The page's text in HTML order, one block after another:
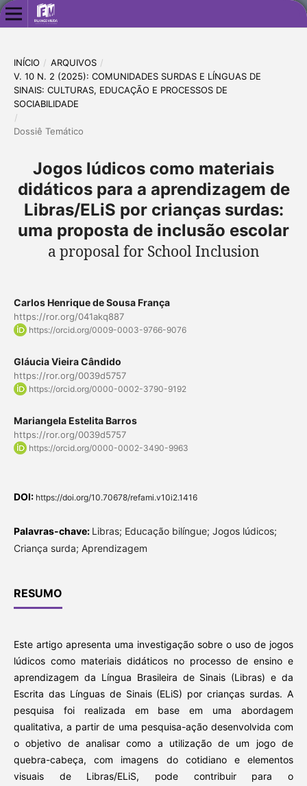
INÍCIO / ARQUIVOS /
V. 10 N. 2 (2025): COMUNIDADES SURDAS E LÍNGUAS DE
SINAIS: CULTURAS, EDUCAÇÃO E PROCESSOS DE
SOCIABILIDADE
/
Dossiê Temático
Jogos lúdicos como materiais
didáticos para a aprendizagem de
Libras/ELiS por crianças surdas:
uma proposta de inclusão escolar
a proposal for School Inclusion
Carlos Henrique de Sousa França
https://ror.org/041akq887
https://orcid.org/0009-0003-9766-9076
Gláucia Vieira Cândido
https://ror.org/0039d5757
https://orcid.org/0000-0002-3790-9192
Mariangela Estelita Barros
https://ror.org/0039d5757
https://orcid.org/0000-0002-3490-9963
DOI: https://doi.org/10.70678/refami.v10i2.1416
Palavras-chave: Libras; Educação bilíngue; Jogos lúdicos;
Criança surda; Aprendizagem
RESUMO
Este artigo apresenta uma investigação sobre o uso de jogos
lúdicos como materiais didáticos no processo de ensino e
aprendizagem da Língua Brasileira de Sinais (Libras) e da
Escrita das Línguas de Sinais (ELiS) por crianças surdas. A
pesquisa foi realizada em base em uma abordagem
qualitativa, a partir de uma pesquisa-ação desenvolvida com
o objetivo de analisar como a utilização de um jogo de
quebra-cabeça, com imagens do cotidiano e elementos
visuais de Libras/ELiS, pode contribuir para o